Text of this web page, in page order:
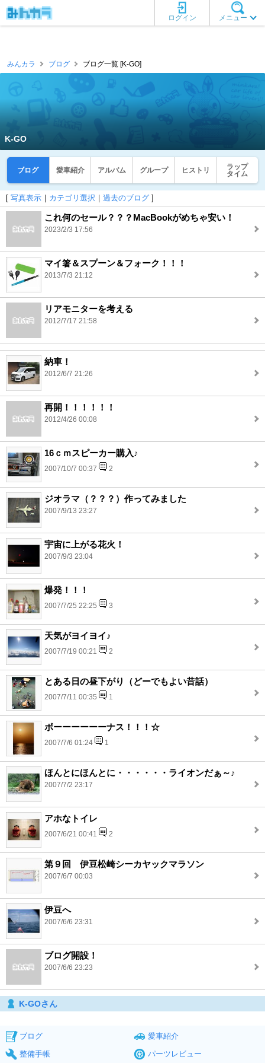
メニュー
ログイン
みんカラ ブログ ブログ一覧 [K-GO]
K-GO
ブログ 愛車紹介 アルバム グループ ヒストリ
ラップ
タイム
[ 写真表示 ｜ カテゴリ選択 ｜ 過去のブログ ]
これ何のセール？？？MacBookがめちゃ安い！
2023/2/3 17:56
マイ箸＆スプーン＆フォーク！！！
2013/7/3 21:12
リアモニターを考える
2012/7/17 21:58
納車！
2012/6/7 21:26
再開！！！！！！
2012/4/26 00:08
16ｃｍスピーカー購入♪
2007/10/7 00:37 2
ジオラマ（？？？）作ってみました
2007/9/13 23:27
宇宙に上がる花火！
2007/9/3 23:04
爆発！！！
2007/7/25 22:25 3
天気がヨイヨイ♪
2007/7/19 00:21 2
とある日の昼下がり（どーでもよい昔話）
2007/7/11 00:35 1
ボーーーーーーナス！！！☆
2007/7/6 01:24 1
ほんとにほんとに・・・・・・ライオンだぁ～♪
2007/7/2 23:17
アホなトイレ
2007/6/21 00:41 2
第９回 伊豆松崎シーカヤックマラソン
2007/6/7 00:03
伊豆へ
2007/6/6 23:31
ブログ開設！
2007/6/6 23:23
K-GOさん
ブログ
愛車紹介
整備手帳
パーツレビュー